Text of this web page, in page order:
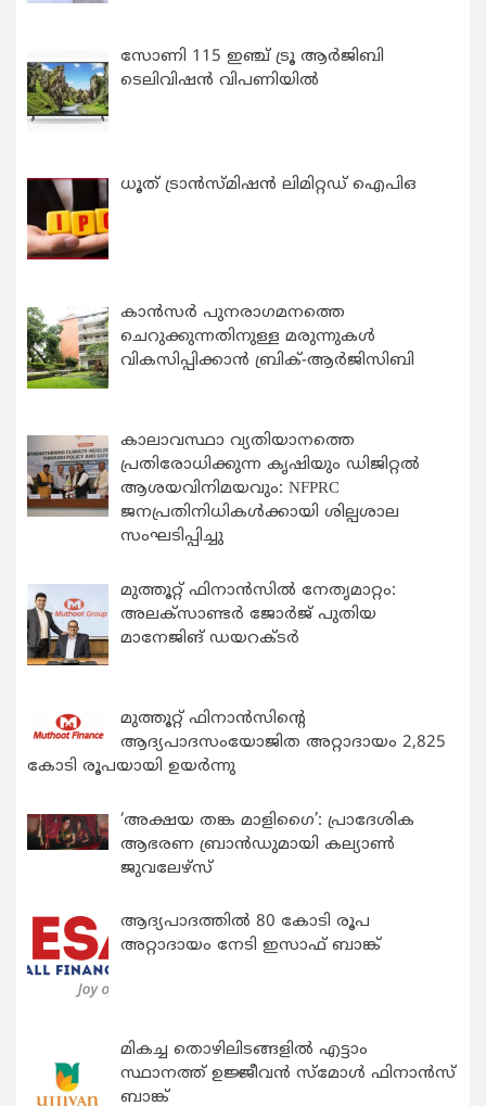
സോണി 115 ഇഞ്ച് ട്രൂ ആർജിബി
ടെലിവിഷൻ വിപണിയിൽ
ധൂത് ട്രാൻസ്മിഷൻ ലിമിറ്റഡ് ഐപിഒ
കാന്‍സര്‍ പുനരാഗമനത്തെ
ചെറുക്കുന്നതിനുള്ള മരുന്നുകള്‍
വികസിപ്പിക്കാന്‍ ബ്രിക്-ആര്‍ജിസിബി
കാലാവസ്ഥാ വ്യതിയാനത്തെ
പ്രതിരോധിക്കുന്ന കൃഷിയും ഡിജിറ്റൽ
ആശയവിനിമയവും: NFPRC
ജനപ്രതിനിധികൾക്കായി ശില്പശാല
സംഘടിപ്പിച്ചു
മുത്തൂറ്റ് ഫിനാൻസിൽ നേതൃമാറ്റം:
അലക്സാണ്ടർ ജോർജ് പുതിയ
മാനേജിങ് ഡയറക്ടർ
മുത്തൂറ്റ് ഫിനാൻസിന്റെ
ആദ്യപാദസംയോജിത അറ്റാദായം 2,825
കോടി രൂപയായി ഉയർന്നു
‘അക്ഷയ തങ്ക മാളിഗൈ’: പ്രാദേശിക
ആഭരണ ബ്രാന്‍ഡുമായി കല്യാണ്‍
ജുവലേഴ്‌സ്
ആദ്യപാദത്തിൽ 80 കോടി രൂപ
അറ്റാദായം നേടി ഇസാഫ് ബാങ്ക്
മികച്ച തൊഴിലിടങ്ങളിൽ എട്ടാം
സ്ഥാനത്ത് ഉജ്ജീവൻ സ്മോൾ ഫിനാൻസ്
ബാങ്ക്